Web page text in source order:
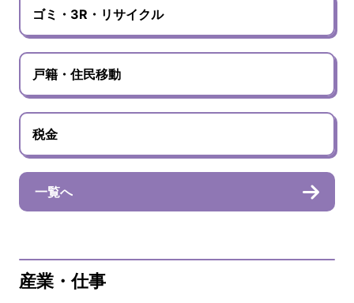
ゴミ・3R・リサイクル
戸籍・住民移動
税金
一覧へ
産業・仕事